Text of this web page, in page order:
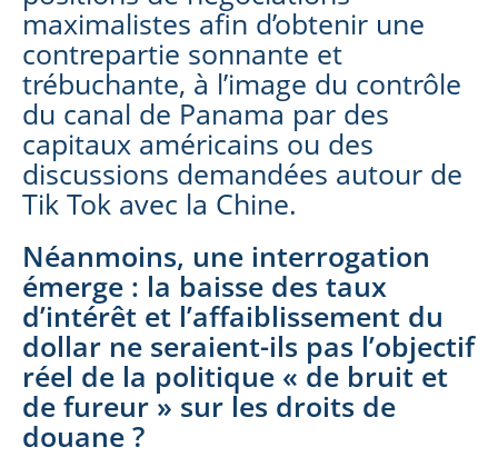
maximalistes afin d’obtenir une
contrepartie sonnante et
trébuchante, à l’image du contrôle
du canal de Panama par des
capitaux américains ou des
discussions demandées autour de
Tik Tok avec la Chine.
Néanmoins, une interrogation
émerge : la baisse des taux
d’intérêt et l’affaiblissement du
dollar ne seraient-ils pas l’objectif
réel de la politique « de bruit et
de fureur » sur les droits de
douane ?